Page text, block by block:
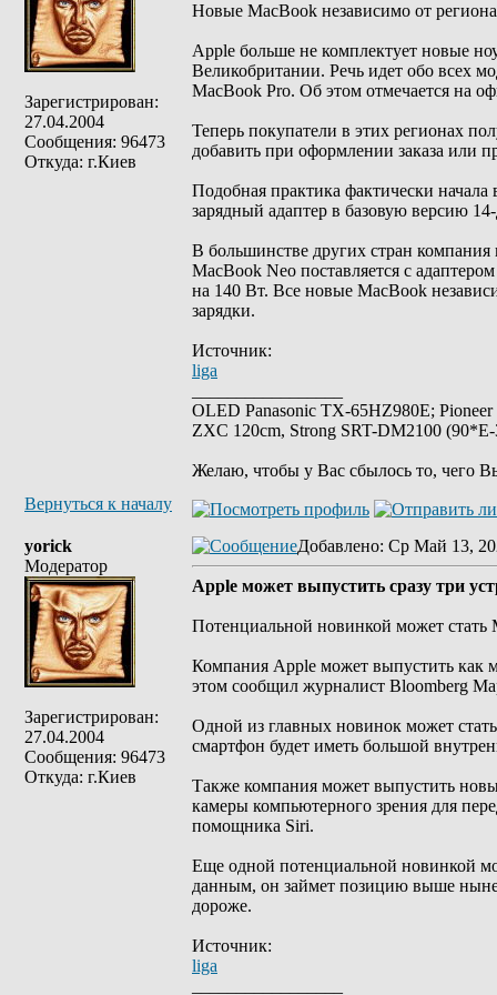
Зарегистрирован:
27.04.2004
Сообщения: 96473
Откуда: г.Киев
Новые MacBook независимо от
Apple больше не комплектует новые
Великобритании. Речь идет обо всех
MacBook Pro. Об этом отмечается на
Теперь покупатели в этих регионах
добавить при оформлении заказа или
Подобная практика фактически
зарядный адаптер в базовую версию
В большинстве других стран
MacBook Neo поставляется с
на 140 Вт. Все новые MacBook
зарядки.
Источник:
liga
OLED Panasonic TX-65HZ980E;
ZXC 120cm, Strong SRT-DM2100
Желаю, чтобы у Вас сбылось то, чего
Вернуться к началу
yorick
Модератор
Зарегистрирован:
27.04.2004
Сообщения: 96473
Откуда: г.Киев
Добавлено: Ср Май 13,
Apple может выпустить сразу три
Потенциальной новинкой может
Компания Apple может выпустить как
этом сообщил журналист Bloomberg
Одной из главных новинок может
смартфон будет иметь большой
Также компания может выпустить
камеры компьютерного зрения для
помощника Siri.
Еще одной потенциальной новинкой
данным, он займет позицию выше
дороже.
Источник:
liga